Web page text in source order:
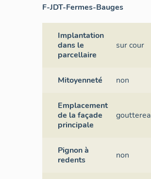
F-JDT-Fermes-Bauges
Implantation
dans le
parcellaire
sur cour
Mitoyenneté non
Emplacement
de la façade
principale
Pignon à
redents
non